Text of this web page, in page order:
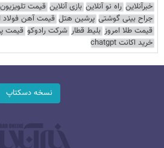
خبرآنلاین راه نو آنلاین بازی آنلاین قیمت
جراح بینی گوشتی پرشین هتل قیمت آهن فولاد
قیمت طلا امروز بلیط قطار شرکت رادوکو قیمت
خرید اکانت chatgpt
نسخه دسکتاپ